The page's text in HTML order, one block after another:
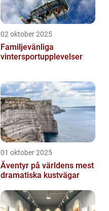
02 oktober 2025
Familjevänliga
vintersportupplevelser
01 oktober 2025
Äventyr på världens mest
dramatiska kustvägar